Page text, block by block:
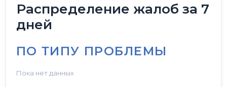
Распределение жалоб за 7
дней
ПО ТИПУ ПРОБЛЕМЫ
Пока нет данных